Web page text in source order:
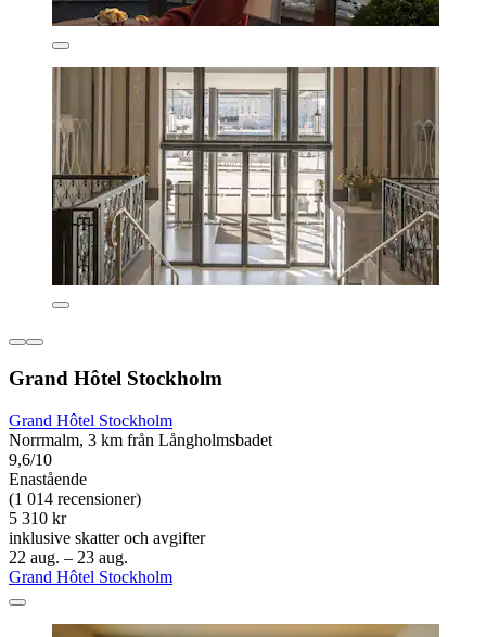
Grand Hôtel Stockholm
Grand Hôtel Stockholm
Norrmalm, 3 km från Långholmsbadet
9,6/10
Enastående
(1 014 recensioner)
5 310 kr
inklusive skatter och avgifter
22 aug. – 23 aug.
Grand Hôtel Stockholm